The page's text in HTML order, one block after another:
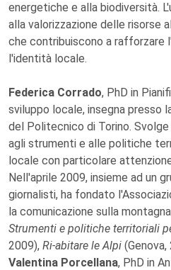
energetiche e alla biodiversità.
alla valorizzazione delle risorse
che contribuiscono a rafforzare
l'identità locale.
Federica Corrado, PhD in
sviluppo locale, insegna presso
del Politecnico di Torino.
agli strumenti e alle politiche
locale con particolare
Nell'aprile 2009, insieme ad un
giornalisti, ha fondato
la comunicazione sulla
Strumenti e politiche territoriali
2009), Ri-abitare le Alpi (Genova,
Valentina Porcellana, PhD in